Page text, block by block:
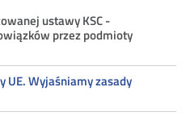
ustawy KSC -
przez podmioty
UE. Wyjaśniamy zasady